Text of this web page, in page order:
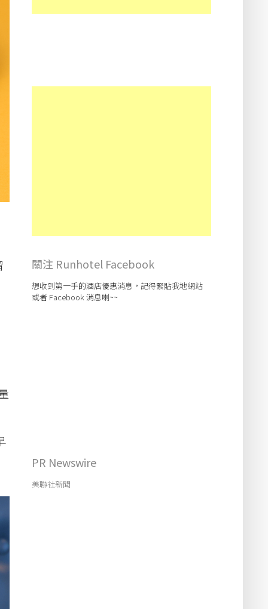
關注 Runhotel Facebook
想收到第一手的酒店優惠消息，記得緊貼我地網站
或者 Facebook 消息喇~~
PR Newswire
美聯社新聞